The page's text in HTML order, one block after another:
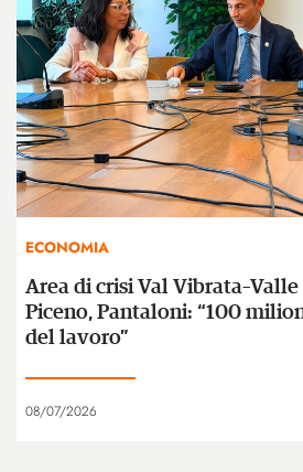
ECONOMIA
Area di crisi Val
Piceno, Pantaloni: “100
del lavoro”
08/07/2026